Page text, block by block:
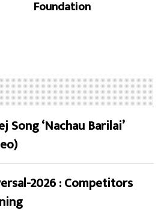
Foundation
Song ‘Nachau Barilai’
2026 : Competitors